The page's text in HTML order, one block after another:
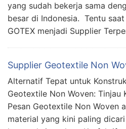
yang sudah bekerja sama
besar di Indonesia. Tentu saat
GOTEX menjadi Supplier
Supplier Geotextile Non
Alternatif Tepat untuk
Geotextile Non Woven: Tinjau
Pesan Geotextile Non Woven
material yang kini paling